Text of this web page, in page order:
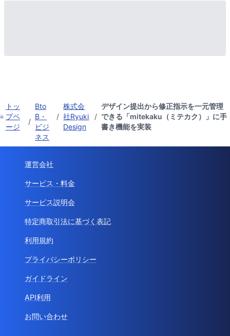
トッ
プペ
ージ
/
Bto
B・
ビジ
ネス
/
株式会
社Ryuki
Design
/
デザイン提出から修正指示を一元管理
できる「mitekaku（ミテカク）」に手
書き機能を実装
運営会社
サービス・料金
サービス説明会
特定商取引法に基づく表記
利用規約
プライバシーポリシー
ガイドライン
API利用
お問い合わせ